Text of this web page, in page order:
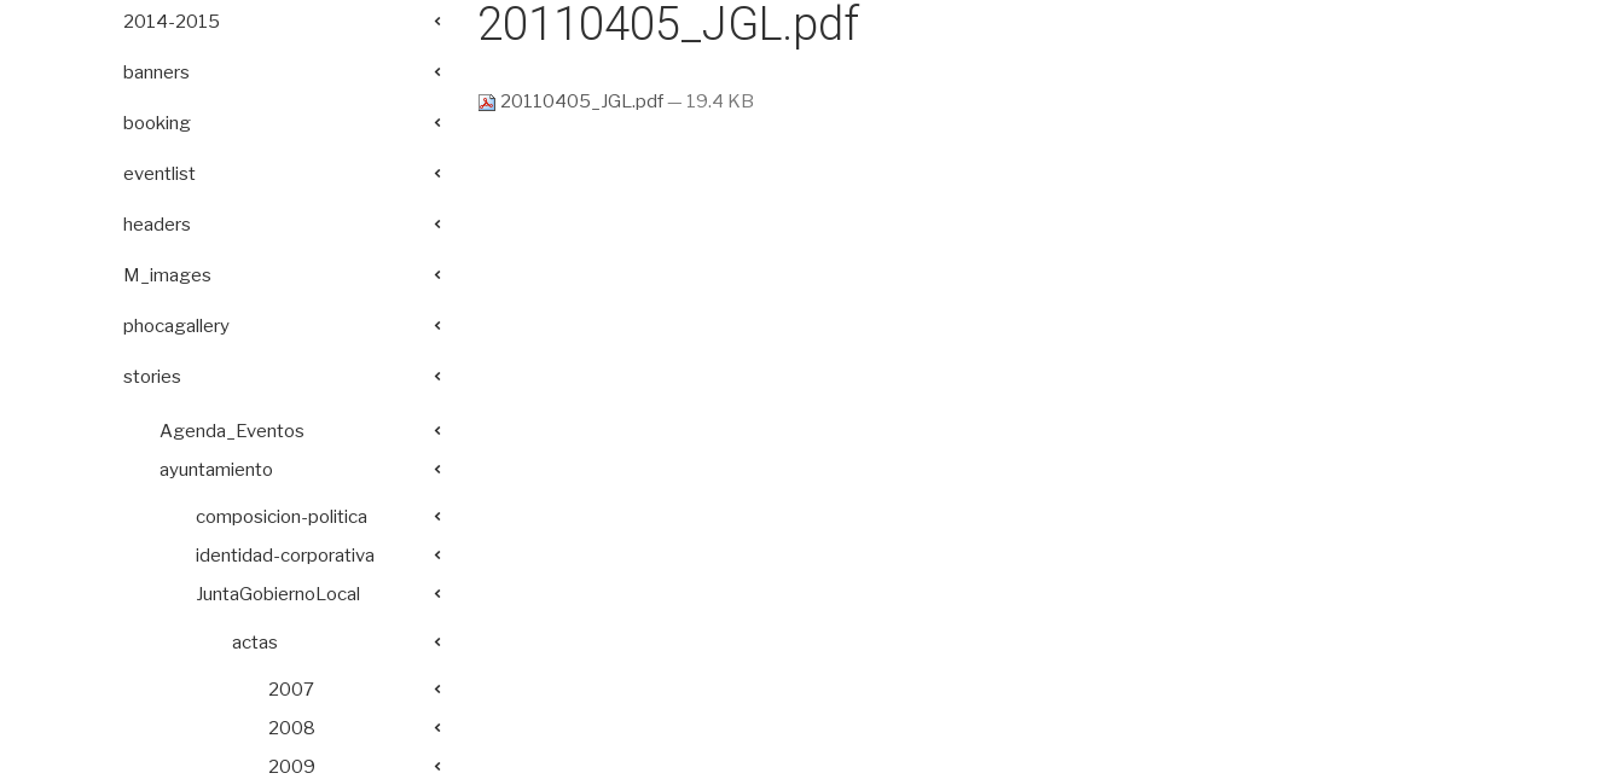
20110405_JGL.pdf
20110405_JGL.pdf— 19.4 KB
2014-2015
banners
booking
eventlist
headers
M_images
phocagallery
stories
Agenda_Eventos
ayuntamiento
composicion-politica
identidad-corporativa
JuntaGobiernoLocal
actas
2007
2008
2009